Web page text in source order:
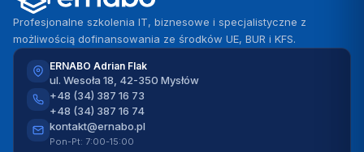
Profesjonalne szkolenia IT, biznesowe i specjalistyczne z
możliwością dofinansowania ze środków UE, BUR i KFS.
ERNABO Adrian Flak
ul. Wesoła 18, 42-350 Mysłów
+48 (34) 387 16 73
+48 (34) 387 16 74
kontakt@ernabo.pl
Pon-Pt: 7:00-15:00